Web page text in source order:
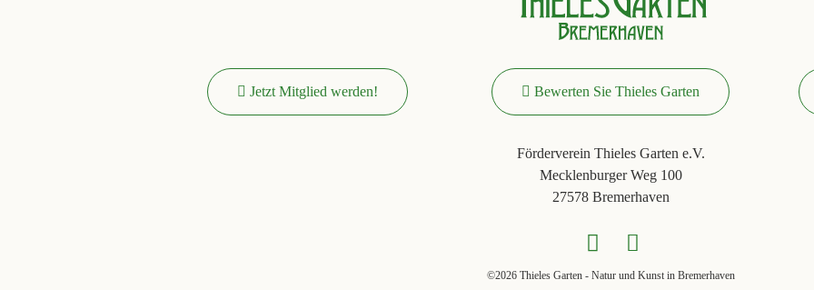
Jetzt Mitglied werden! Bewerten Sie Thieles Garten
Förderverein Thieles Garten e.V.
Mecklenburger Weg 100
27578 Bremerhaven
©2026 Thieles Garten - Natur und Kunst in Bremerhaven